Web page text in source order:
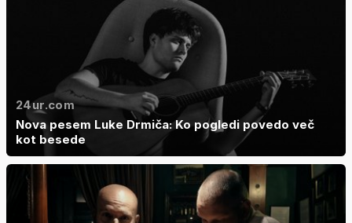
24ur.com
Nova pesem Luke Drmiča: Ko pogledi povedo več
kot besede